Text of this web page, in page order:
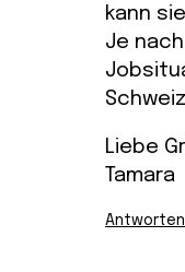
kann
Je
Liebe
Tamara
Antworten